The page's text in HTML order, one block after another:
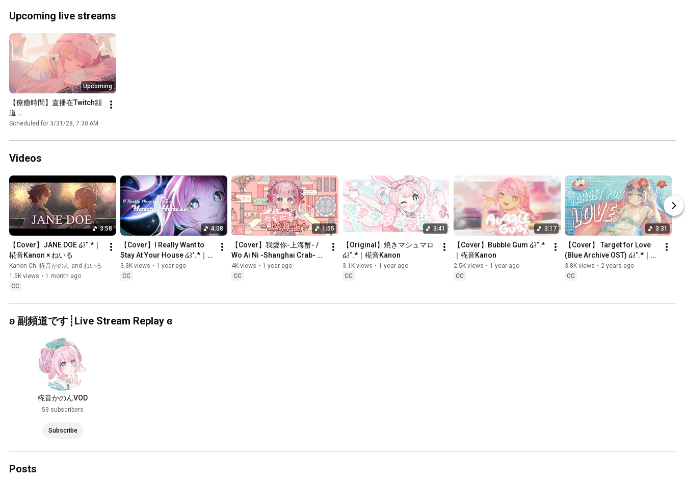
Upcoming live streams
Upcoming
【療癒時間】直播在Twitch頻
道
@/flowersunshineee┊︎VOD補
裡面唷~ ໒꒱˚.*｜椛音Kanon
Scheduled for 3/31/28, 7:30 AM
Videos
3:58
【Cover】JANE DOE ໒꒱˚.*｜
椛音Kanon × ねいる
Kanon Ch. 椛音かのん and ねいる
1.5K views • 1 month ago
CC
4:08
【Cover】I Really Want to
Stay At Your House ໒꒱˚.*｜椛
音Kanon
3.3K views • 1 year ago
CC
1:55
【Cover】我愛你-上海蟹- /
Wo Ai Ni -Shanghai Crab- ໒꒱
˚.*｜椛音Kanon
4K views • 1 year ago
CC
3:41
【Original】焼きマシュマロ
໒꒱˚.*｜椛音Kanon
3.1K views • 1 year ago
CC
3:17
【Cover】Bubble Gum ໒꒱˚.*
｜椛音Kanon
2.5K views • 1 year ago
CC
3:31
【Cover】 Target for Love
(Blue Archive OST) ໒꒱˚.*｜椛
音Kanon
3.8K views • 2 years ago
CC
ʚ 副頻道です┊︎Live Stream Replay ɞ
椛音かのんVOD
53 subscribers
Subscribe
Posts